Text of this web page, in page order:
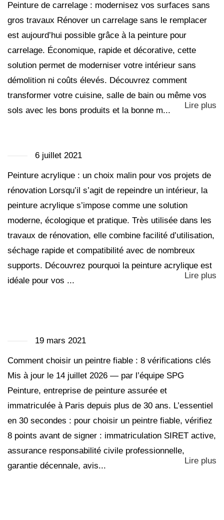
Peinture de carrelage : modernisez vos surfaces sans
gros travaux Rénover un carrelage sans le remplacer
est aujourd’hui possible grâce à la peinture pour
carrelage. Économique, rapide et décorative, cette
solution permet de moderniser votre intérieur sans
démolition ni coûts élevés. Découvrez comment
transformer votre cuisine, salle de bain ou même vos
sols avec les bons produits et la bonne m...
Lire plus
6 juillet 2021
Peinture acrylique : un choix malin pour vos projets de
rénovation Lorsqu’il s’agit de repeindre un intérieur, la
peinture acrylique s’impose comme une solution
moderne, écologique et pratique. Très utilisée dans les
travaux de rénovation, elle combine facilité d’utilisation,
séchage rapide et compatibilité avec de nombreux
supports. Découvrez pourquoi la peinture acrylique est
idéale pour vos ...
Lire plus
19 mars 2021
Comment choisir un peintre fiable : 8 vérifications clés
Mis à jour le 14 juillet 2026 — par l’équipe SPG
Peinture, entreprise de peinture assurée et
immatriculée à Paris depuis plus de 30 ans. L’essentiel
en 30 secondes : pour choisir un peintre fiable, vérifiez
8 points avant de signer : immatriculation SIRET active,
assurance responsabilité civile professionnelle,
garantie décennale, avis...
Lire plus